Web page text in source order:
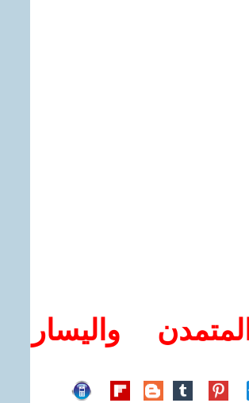
واليسار